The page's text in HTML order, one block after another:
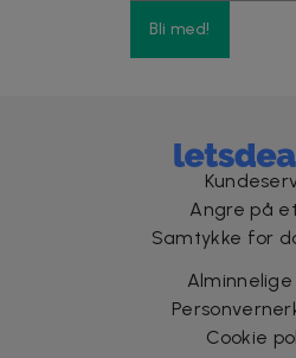
Bli med!
Angre på
Samtykke for
Alminnelige
Cookie